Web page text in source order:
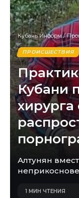
Кубань Информ/
ПРОИСШЕСТВИЯ
Кубани
хирурга
Алтунян
1 МИН ЧТЕНИЯ